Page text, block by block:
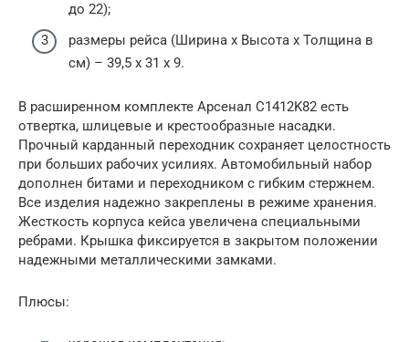
до 22);
размеры рейса (Ширина х Высота х Толщина в
см) – 39,5 х 31 х 9.
В расширенном комплекте Арсенал C1412K82 есть
отвертка, шлицевые и крестообразные насадки.
Прочный карданный переходник сохраняет целостность
при больших рабочих усилиях. Автомобильный набор
дополнен битами и переходником с гибким стержнем.
Все изделия надежно закреплены в режиме хранения.
Жесткость корпуса кейса увеличена специальными
ребрами. Крышка фиксируется в закрытом положении
надежными металлическими замками.
Плюсы: